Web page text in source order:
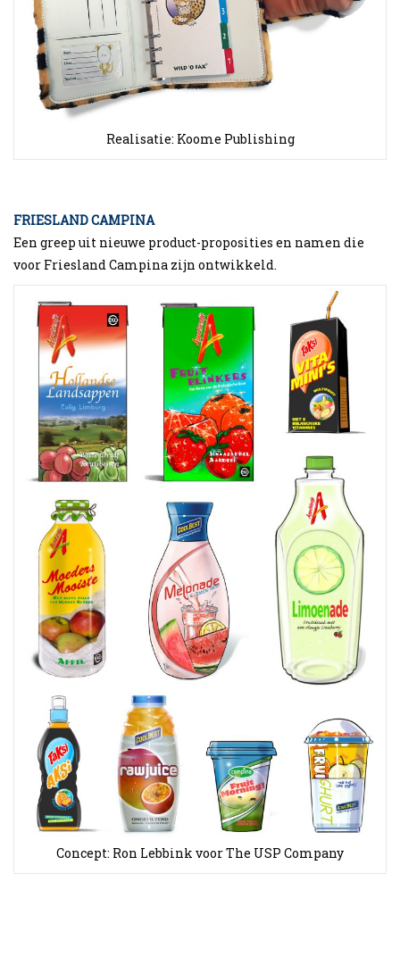
Realisatie: Koome Publishing
FRIESLAND CAMPINA
Een greep uit nieuwe product-proposities en namen die
voor Friesland Campina zijn ontwikkeld.
Concept: Ron Lebbink voor The USP Company